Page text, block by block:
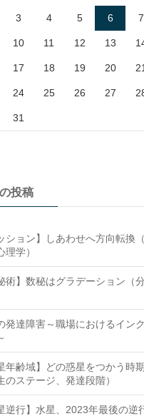
3 4 5 6 7
10 11 12 13
17 18 19 20 21
24 25 26 27
31
投稿
ション】しあわせへ方向転換
理学）
術】数秘はグラデーション（
発達障害～職場におけるイン
年齢域】どの惑星をつかう時
のステージ、発達段階）
逆行】水星、2023年最後の逆